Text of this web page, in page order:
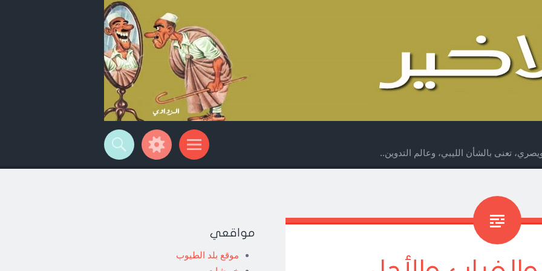
تعنى بالشأن الليبي، وعالم التدوين..
مواقعي
موقع بلد الطيوب